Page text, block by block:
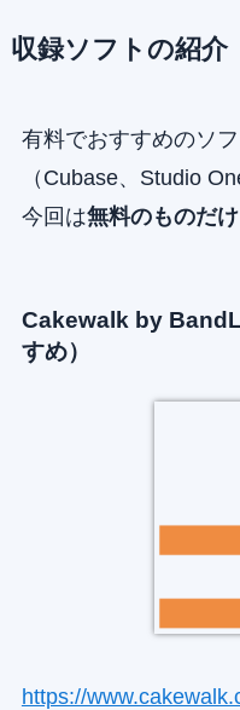
収録ソフトの紹介
有料でおすすめのソ
（Cubase、Studio
今回は無料のものだけ
Cakewalk by
すめ）
https://